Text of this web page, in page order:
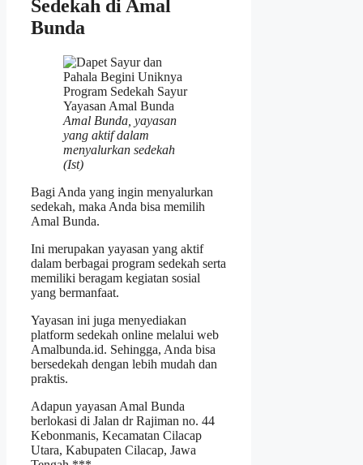
Sedekah di Amal
Bunda
Amal Bunda, yayasan
yang aktif dalam
menyalurkan sedekah
(Ist)
Bagi Anda yang ingin menyalurkan
sedekah, maka Anda bisa memilih
Amal Bunda.
Ini merupakan yayasan yang aktif
dalam berbagai program sedekah serta
memiliki beragam kegiatan sosial
yang bermanfaat.
Yayasan ini juga menyediakan
platform sedekah online melalui web
Amalbunda.id. Sehingga, Anda bisa
bersedekah dengan lebih mudah dan
praktis.
Adapun yayasan Amal Bunda
berlokasi di Jalan dr Rajiman no. 44
Kebonmanis, Kecamatan Cilacap
Utara, Kabupaten Cilacap, Jawa